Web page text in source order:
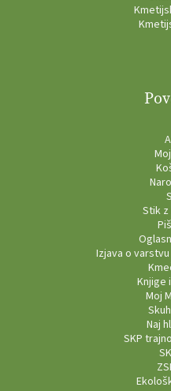
Stik
Izjava o
Knjige
Moj
Naj
SKP